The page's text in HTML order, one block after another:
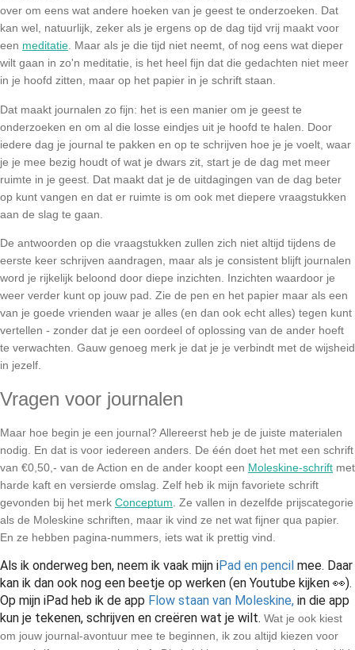
over om eens wat andere hoeken van je geest te onderzoeken. Dat
kan wel, natuurlijk, zeker als je ergens op de dag tijd vrij maakt voor
een meditatie . Maar als je die tijd niet neemt, of nog eens wat dieper
wilt gaan in zo'n meditatie, is het heel fijn dat die gedachten niet meer
in je hoofd zitten, maar op het papier in je schrift staan.
Dat maakt journalen zo fijn: het is een manier om je geest te
onderzoeken en om al die losse eindjes uit je hoofd te halen. Door
iedere dag je journal te pakken en op te schrijven hoe je je voelt, waar
je je mee bezig houdt of wat je dwars zit, start je de dag met meer
ruimte in je geest. Dat maakt dat je de uitdagingen van de dag beter
op kunt vangen en dat er ruimte is om ook met diepere vraagstukken
aan de slag te gaan.
De antwoorden op die vraagstukken zullen zich niet altijd tijdens de
eerste keer schrijven aandragen, maar als je consistent blijft journalen
word je rijkelijk beloond door diepe inzichten. Inzichten waardoor je
weer verder kunt op jouw pad. Zie de pen en het papier maar als een
van je goede vrienden waar je alles (en dan ook echt alles) tegen kunt
vertellen - zonder dat je een oordeel of oplossing van de ander hoeft
te verwachten. Gauw genoeg merk je dat je je verbindt met de wijsheid
in jezelf.
Vragen voor journalen
Maar hoe begin je een journal? Allereerst heb je de juiste materialen
nodig. En dat is voor iedereen anders. De één doet het met een schrift
van €0,50,- van de Action en de ander koopt een Moleskine-schrift met
harde kaft en versierde omslag. Zelf heb ik mijn favoriete schrift
gevonden bij het merk Conceptum . Ze vallen in dezelfde prijscategorie
als de Moleskine schriften, maar ik vind ze net wat fijner qua papier.
En ze hebben pagina-nummers, iets wat ik prettig vind.
Als ik onderweg ben, neem ik vaak mijn iPad en pencil mee. Daar
kan ik dan ook nog een beetje op werken (en Youtube kijken 👀).
Op mijn iPad heb ik de app Flow staan van Moleskine, in die app
kun je tekenen, schrijven en creëren wat je wilt. Wat je ook kiest
om jouw journal-avontuur mee te beginnen, ik zou altijd kiezen voor